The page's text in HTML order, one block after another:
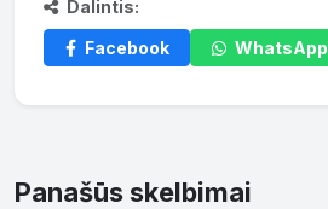
Dalintis:
Facebook
WhatsApp
Panašūs skelbimai